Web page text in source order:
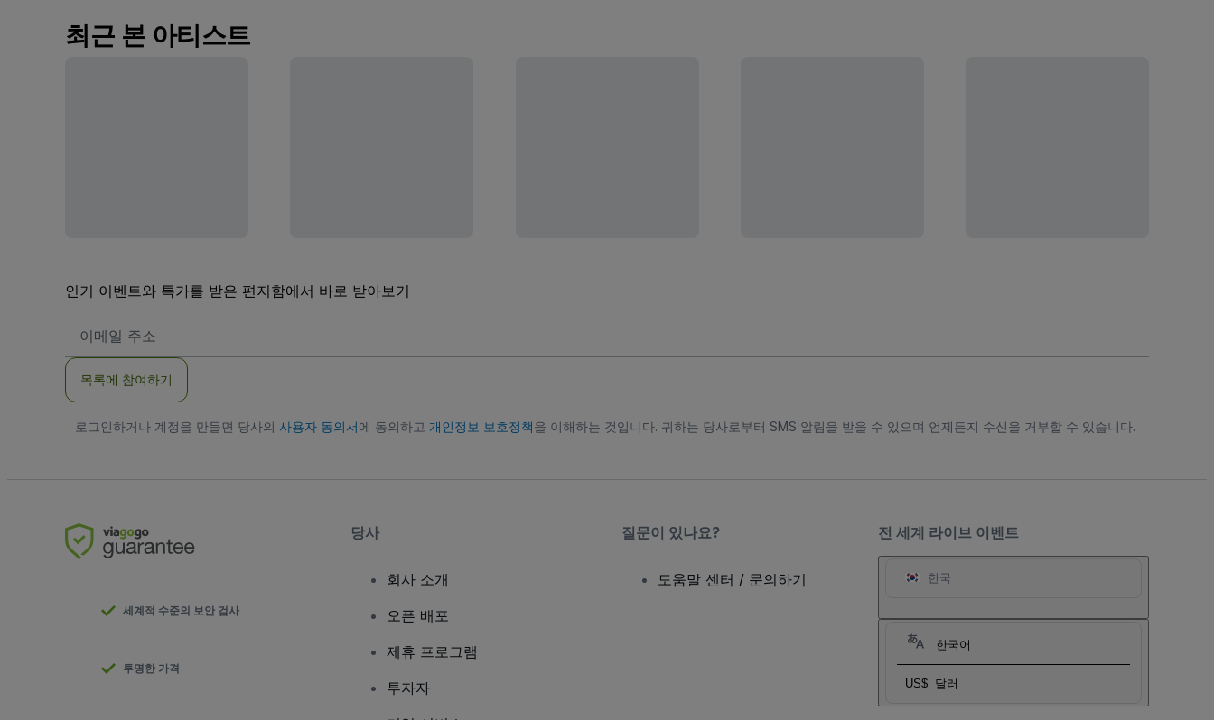
최근 본 아티스트
인기 이벤트와 특가를 받은 편지함에서 바로 받아보기
메
소
목록에 참여하기
로그인하거나 계정을 만들면 당사의 사용자 동의서에 동의하고 개인정보 보호정책을 이해하는 것입니다. 귀하는 당사로부터 SMS 알림을 받을 수 있으며 언제든지 수신을 거부할 수 있습니다.
전 세계 라이브 이벤트
한국
한국어
US$ 달러
세계적 수준의 보안 검사
투명한 가격
당사
회사 소개
오픈 배포
제휴 프로그램
투자자
질문이 있나요?
도움말 센터 / 문의하기